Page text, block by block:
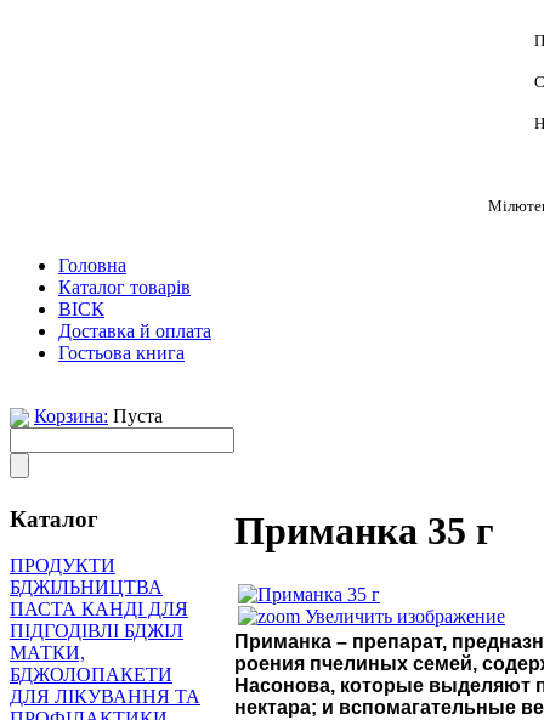
Головна
Каталог товарів
ВІСК
Доставка й оплата
Гостьова книга
Корзина: Пуста
Каталог
ПРОДУКТИ
БДЖІЛЬНИЦТВА
ПАСТА КАНДІ ДЛЯ
ПІДГОДІВЛІ БДЖІЛ
МАТКИ,
БДЖОЛОПАКЕТИ
ДЛЯ ЛІКУВАННЯ ТА
Приманка 35 г
Увеличить изображение
Приманка – препарат,
роения пчелиных семей,
Насонова, которые выделяют
нектара; и вспомагательные